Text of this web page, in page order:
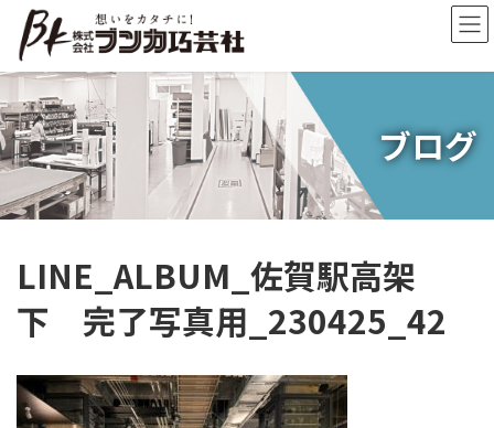
ン
ツ
へ
ス
キ
ッ
プ
ー
シ
ョ
ン
に
移
動
ブログ
LINE_ALBUM_佐賀駅高架
下 完了写真用_230425_42